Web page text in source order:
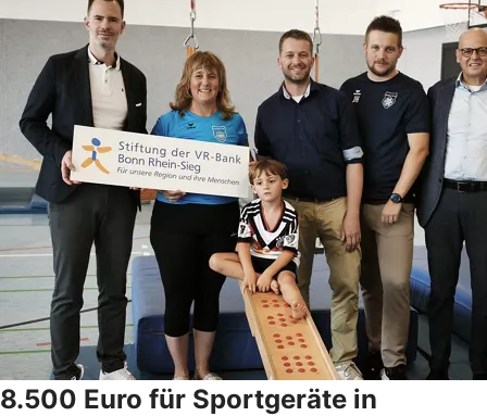
8.500 Euro für Sportgeräte in